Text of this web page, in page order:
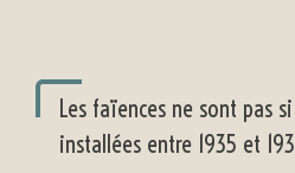
Les faïences ne sont pas
installées entre 1935 et